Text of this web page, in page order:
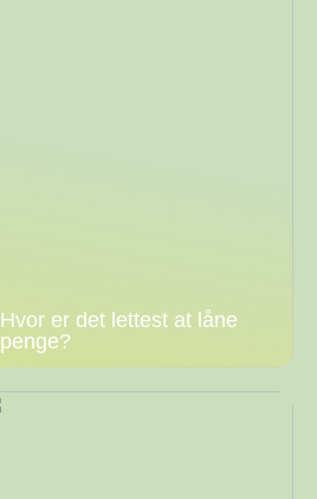
Hvor er det lettest at låne
penge?